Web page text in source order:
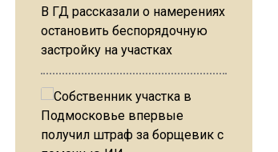
В ГД рассказали о намерениях
остановить беспорядочную
застройку на участках